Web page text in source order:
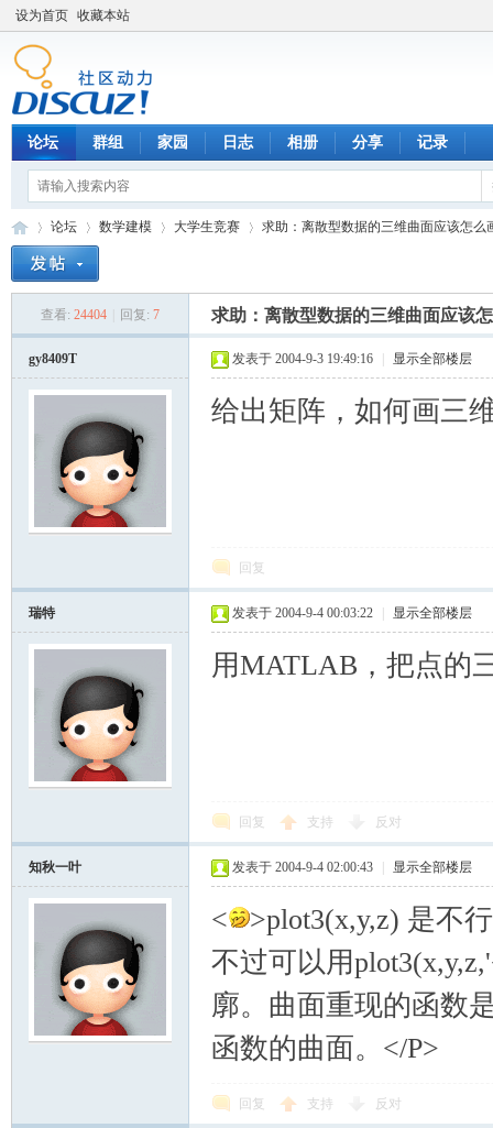
设为首页 收藏本站
论坛 群组 家园 日志 相册 分享 记录
论坛
›
数学建模
›
大学生竞赛
›
求助：离散型数据的三维曲面应该怎么
查看: 24404 回复: 7 求助：离散型数据的三维曲面应该
gy8409T 发表于 2004-9-3 19:49:16 显示全部楼层
给出矩阵，如何画三
回复
瑞特 发表于 2004-9-4 00:03:22 显示全部楼层
用MATLAB，把点的
回复 支持 反对
知秋一叶 发表于 2004-9-4 02:00:43 显示全部楼层
<
>plot3(x,y,z) 是不
不过可以用
廓。曲面重现的函数
函数的曲面。</P>
回复 支持 反对